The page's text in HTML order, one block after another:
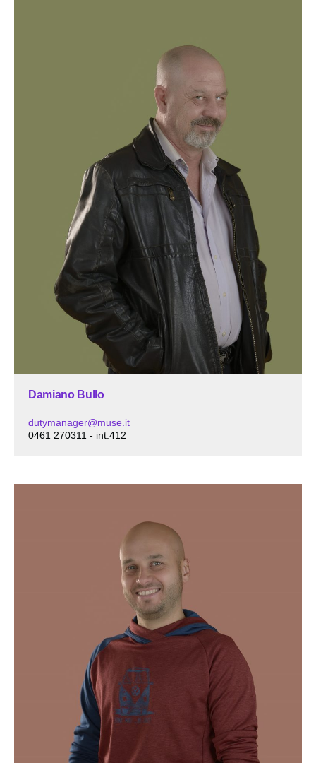
Damiano Bullo
dutymanager@muse.it
0461 270311 - int.412